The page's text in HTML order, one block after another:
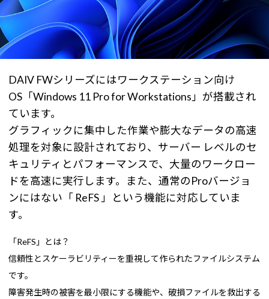
DAIV FWシリーズにはワークステーション向け
OS「Windows 11 Pro for Workstations」が搭載され
ています。
グラフィックに集中した作業や膨大なデータの高速
処理を対象に設計されており、サーバー レベルのセ
キュリティとパフォーマンスで、大量のワークロー
ドを高速に実行します。また、通常のProバージョ
ンにはない「 ReFS 」という機能に対応していま
す。
「ReFS」とは？
信頼性とスケーラビリティーを重視して作られたファイルシステム
です。
障害発生時の被害を最小限にする機能や、破損ファイルを救出する